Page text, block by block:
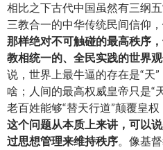
相比之下古代中国虽然有三纲
三教合一的中华传统民间信仰，
那样绝对不可触碰的最高秩序
教相统一的、全民实践的世界
说，世界上最牛逼的存在是“天
啥；人间的最高权威皇帝只是“
老百姓能够“替天行道”颠覆皇
这个问题从本质上来讲，可以
过思想管理来维持秩序。像基